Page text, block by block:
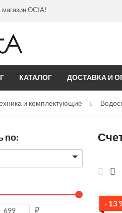
OCtA!
КАТАЛОГ ДОСТАВКА И
и комплектующие
по:
₽
- 13